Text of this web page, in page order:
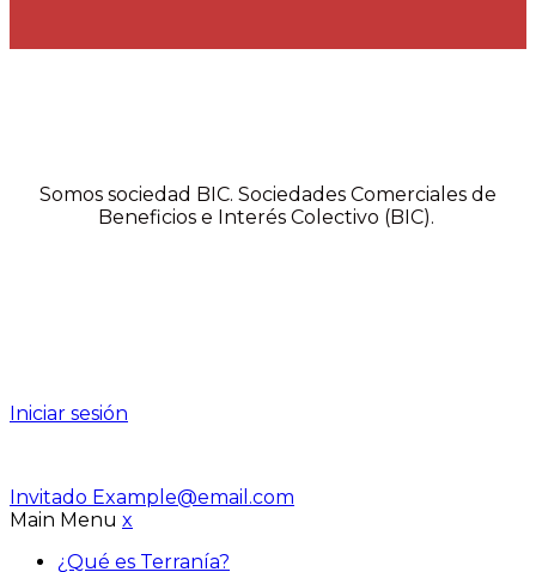
Somos sociedad BIC. Sociedades Comerciales de
Beneficios e Interés Colectivo (BIC).
Iniciar sesión
Invitado Example@email.com
Main Menu x
¿Qué es Terranía?